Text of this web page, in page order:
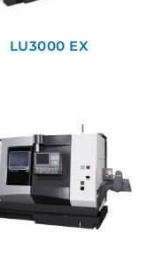
LU3000 EX